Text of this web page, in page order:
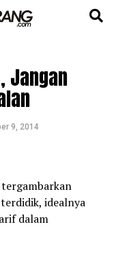
Jangan
9, 2014
idealnya
dalam